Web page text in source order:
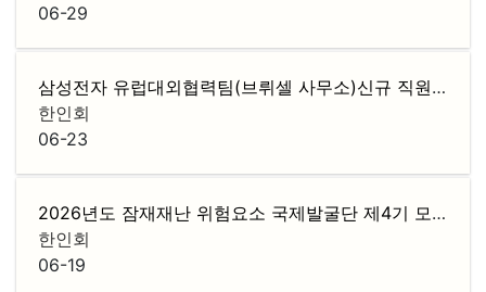
06-29
삼성전자 유럽대외협력팀(브뤼셀 사무소)신규 직원 채용
한인회
06-23
2026년도 잠재재난 위험요소 국제발굴단 제4기 모집
한인회
06-19